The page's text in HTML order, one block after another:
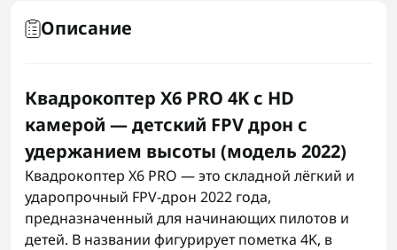
Описание
Квадрокоптер X6 PRO 4K с HD
камерой — детский FPV дрон с
удержанием высоты (модель 2022)
Квадрокоптер X6 PRO — это складной лёгкий и
ударопрочный FPV-дрон 2022 года,
предназначенный для начинающих пилотов и
детей. В названии фигурирует пометка 4K, в